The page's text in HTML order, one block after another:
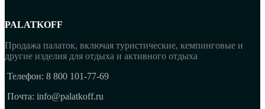
PALATKOFF
Продажа палаток, включая туристические, кемпинговые и
другие изделия для отдыха и активного отдыха
Телефон: 8 800 101-77-69
Почта: info@palatkoff.ru